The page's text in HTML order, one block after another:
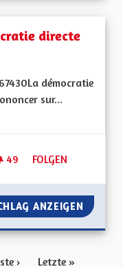
directe
démocratie
sur...
49 49 FOLLOWER
FOLGEN
METTRE EN PLACE
ANZEIGEN
› Letzte »